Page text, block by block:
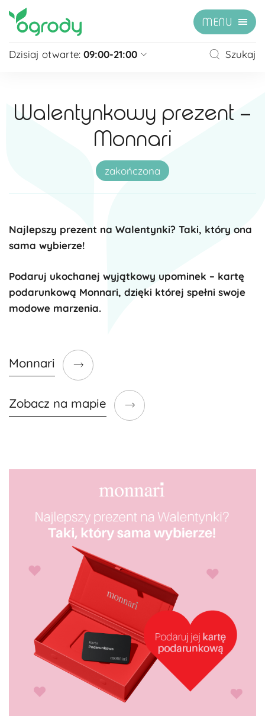
MENU
Dzisiaj otwarte: 09:00-21:00
Niedziela
Niedziela handlowa
10:00 - 20:00
Szukaj
Walentynkowy prezent –
Monnari
zakończona
Najlepszy prezent na Walentynki? Taki, który ona
sama wybierze!
Podaruj ukochanej wyjątkowy upominek – kartę
podarunkową Monnari, dzięki której spełni swoje
modowe marzenia.
Monnari
Zobacz na mapie